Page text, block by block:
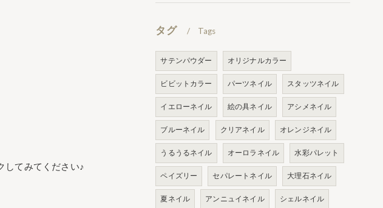
してみてください♪
タグ Tags
サテンパウダー オリジナルカラー
ビビットカラー パーツネイル スタッツネイル
イエローネイル 絵の具ネイル アシメネイル
ブルーネイル クリアネイル オレンジネイル
うるうるネイル オーロラネイル 水彩パレット
ペイズリー セパレートネイル 大理石ネイル
夏ネイル アンニュイネイル シェルネイル